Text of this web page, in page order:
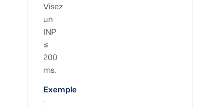
Visez
un
INP
≤
200
ms.
Exemple
: